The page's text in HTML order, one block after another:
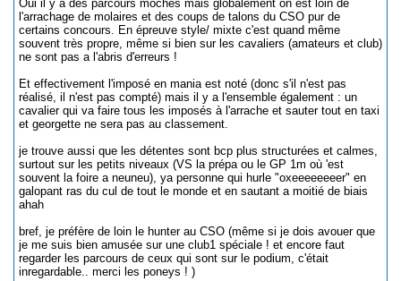
Oui il y a des parcours moches mais globalement on est loin de
l'arrachage de molaires et des coups de talons du CSO pur de
certains concours. En épreuve style/ mixte c'est quand même
souvent très propre, même si bien sur les cavaliers (amateurs et club)
ne sont pas a l'abris d'erreurs !
Et effectivement l'imposé en mania est noté (donc s'il n'est pas
réalisé, il n'est pas compté) mais il y a l'ensemble également : un
cavalier qui va faire tous les imposés à l'arrache et sauter tout en taxi
et georgette ne sera pas au classement.
je trouve aussi que les détentes sont bcp plus structurées et calmes,
surtout sur les petits niveaux (VS la prépa ou le GP 1m où 'est
souvent la foire a neuneu), ya personne qui hurle "oxeeeeeeeer" en
galopant ras du cul de tout le monde et en sautant a moitié de biais
ahah
bref, je préfère de loin le hunter au CSO (même si je dois avouer que
je me suis bien amusée sur une club1 spéciale ! et encore faut
regarder les parcours de ceux qui sont sur le podium, c'était
inregardable.. merci les poneys ! )